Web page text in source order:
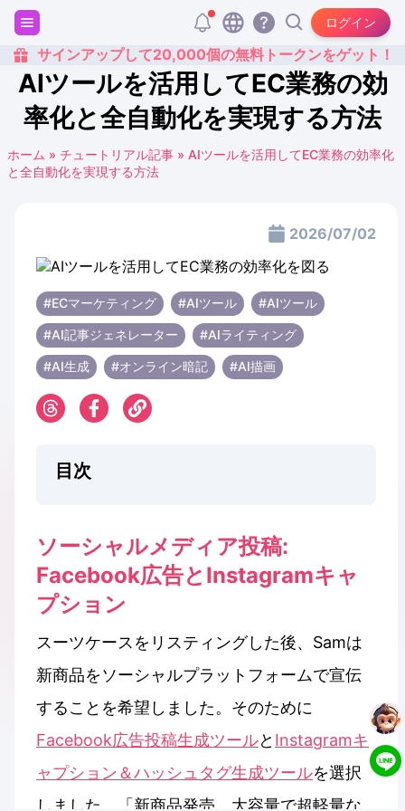
ログイン
サインアップして20,000個の無料トークンをゲット！
AIツールを活用してEC業務の効
率化と全自動化を実現する方法
ホーム » チュートリアル記事 » AIツールを活用してEC業務の効率化
と全自動化を実現する方法
2026/07/02
#ECマーケティング #AIツール #AIツール
#AI記事ジェネレーター #AIライティング
#AI生成 #オンライン暗記 #AI描画
目次
ソーシャルメディア投稿:
Facebook広告とInstagramキャ
プション
スーツケースをリスティングした後、Samは
新商品をソーシャルプラットフォームで宣伝
することを希望しました。そのために
Facebook広告投稿生成ツールと Instagramキ
ャプション＆ハッシュタグ生成ツールを選択
しました。「新商品発売、大容量で超軽量な